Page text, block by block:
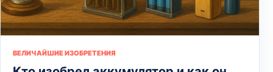
ВЕЛИЧАЙШИЕ ИЗОБРЕТЕНИЯ